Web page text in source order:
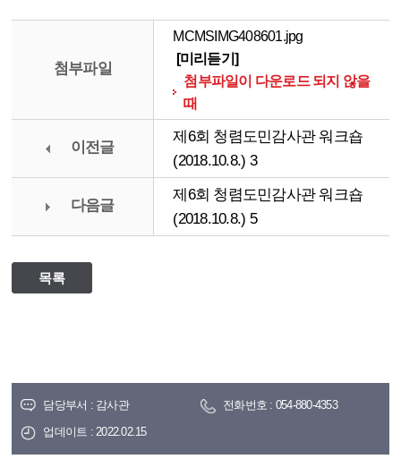
첨부파일
MCMSIMG408601.jpg
[미리듣기]
첨부파일이 다운로드 되지 않을
때
이전글
제6회 청렴도민감사관 워크숍
(2018.10.8.) 3
다음글
제6회 청렴도민감사관 워크숍
(2018.10.8.) 5
목록
담당부서 : 감사관
전화번호 : 054-880-4353
업데이트 : 2022.02.15